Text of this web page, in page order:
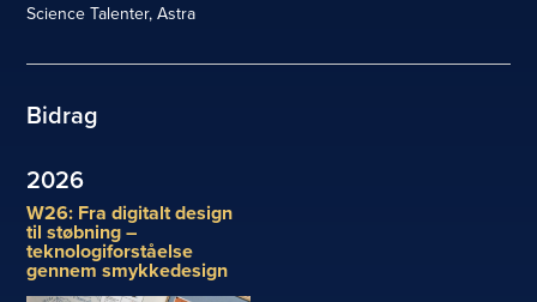
Science Talenter, Astra
Bidrag
2026
W26: Fra digitalt design
til støbning –
teknologiforståelse
gennem smykkedesign